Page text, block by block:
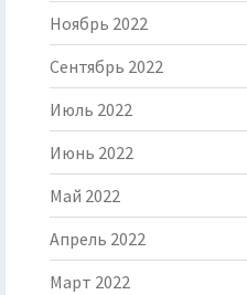
Ноябрь 2022
Сентябрь 2022
Июль 2022
Июнь 2022
Май 2022
Апрель 2022
Март 2022